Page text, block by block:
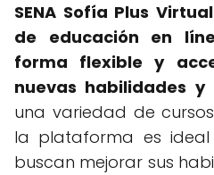
SENA Sofía Plus
de educación en
forma flexible y
nuevas habilidades y
una variedad de
la plataforma es
buscan mejorar sus